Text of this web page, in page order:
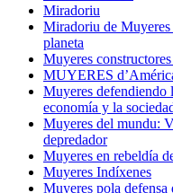
Miradoriu
Miradoriu de Muyeres
planeta
Muyeres
MUYERES
Muyeres defendiendo
economía y la
Muyeres del mundu:
depredador
Muyeres en rebeldía
Muyeres Indíxenes
Muyeres pola defensa